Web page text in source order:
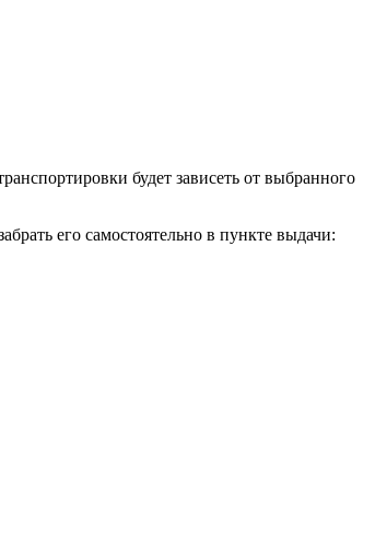
будет зависеть от выбранного
его самостоятельно в пункте выдачи: